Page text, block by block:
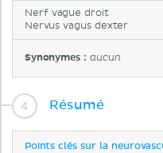
Nerf vague droit
Nervus vagus dexter
Synonymes :aucun
Résumé
Points clés sur la